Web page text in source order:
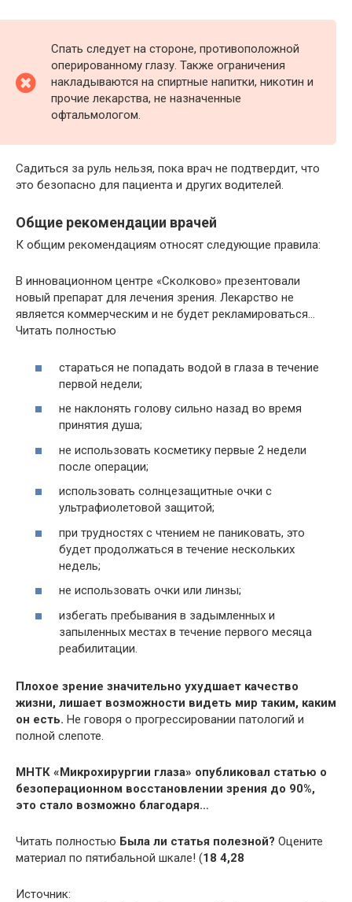
Спать следует на стороне, противоположной
оперированному глазу. Также ограничения
накладываются на спиртные напитки, никотин и
прочие лекарства, не назначенные
офтальмологом.
Садиться за руль нельзя, пока врач не подтвердит, что
это безопасно для пациента и других водителей.
Общие рекомендации врачей
К общим рекомендациям относят следующие правила:
В инновационном центре «Сколково» презентовали
новый препарат для лечения зрения. Лекарство не
является коммерческим и не будет рекламироваться…
Читать полностью
стараться не попадать водой в глаза в течение
первой недели;
не наклонять голову сильно назад во время
принятия душа;
не использовать косметику первые 2 недели
после операции;
использовать солнцезащитные очки с
ультрафиолетовой защитой;
при трудностях с чтением не паниковать, это
будет продолжаться в течение нескольких
недель;
не использовать очки или линзы;
избегать пребывания в задымленных и
запыленных местах в течение первого месяца
реабилитации.
Плохое зрение значительно ухудшает качество
жизни, лишает возможности видеть мир таким, каким
он есть. Не говоря о прогрессировании патологий и
полной слепоте.
МНТК «Микрохирургии глаза» опубликовал статью о
безоперационном восстановлении зрения до 90%,
это стало возможно благодаря…
Читать полностью Была ли статья полезной? Оцените
материал по пятибальной шкале! (18 4,28
Источник: